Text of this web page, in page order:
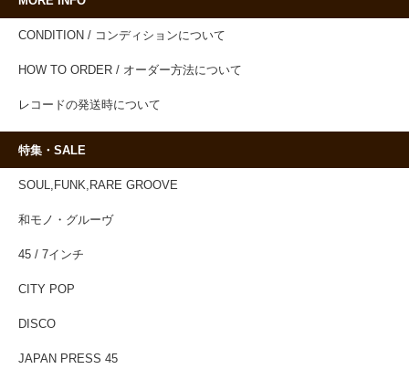
CONDITION / コンディションについて
HOW TO ORDER / オーダー方法について
レコードの発送時について
特集・SALE
SOUL,FUNK,RARE GROOVE
和モノ・グルーヴ
45 / 7インチ
CITY POP
DISCO
JAPAN PRESS 45